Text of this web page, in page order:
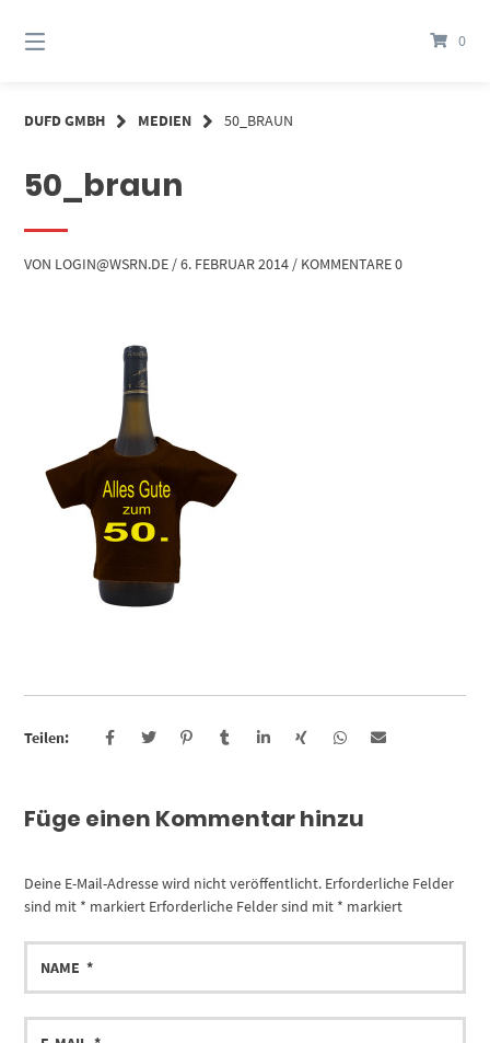
zum
Inhalt
0
DUFD GMBH MEDIEN 50_BRAUN
50_braun
VON LOGIN@WSRN.DE /6. FEBRUAR 2014 / KOMMENTARE 0
Teilen:
Füge einen Kommentar hinzu
Deine E-Mail-Adresse wird nicht veröffentlicht. Erforderliche Felder
sind mit * markiert Erforderliche Felder sind mit * markiert